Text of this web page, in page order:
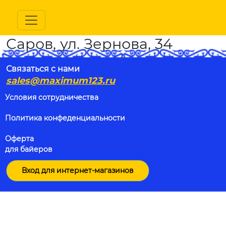
Саров, ул. Зернова, 34
Связаться с нами
sales@maximum123.ru
Условия сотрудничества
Политика конфеденциальности
Оферта
для байеров
Вход для интернет-магазинов